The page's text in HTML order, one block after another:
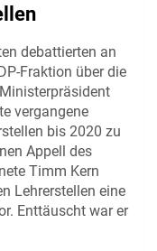
debattierten an
Fraktion über die
vergangene
bis 2020 zu
Appell des
Timm Kern
Lehrerstellen eine
Enttäuscht war er